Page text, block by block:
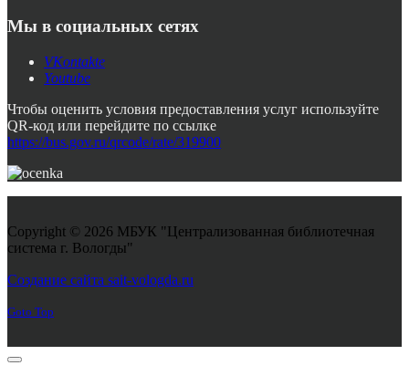
Мы в социальных сетях
VKontakte
Youtube
Чтобы оценить условия предоставления услуг используйте
QR-код или перейдите по ссылке
https://bus.gov.ru/qrcode/rate/319900
Copyright © 2026 МБУК "Централизованная библиотечная
система г. Вологды"
Создание сайта sait-vologda.ru
Goto Top